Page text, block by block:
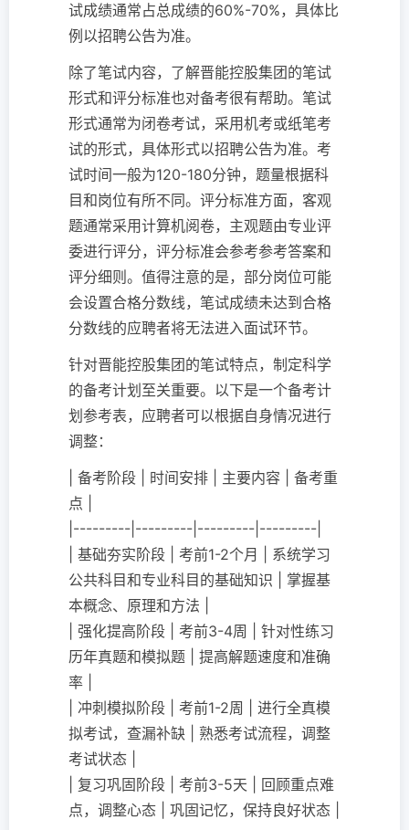
试成绩通常占总成绩的60%-70%，具体比
例以招聘公告为准。
除了笔试内容，了解晋能控股集团的笔试
形式和评分标准也对备考很有帮助。笔试
形式通常为闭卷考试，采用机考或纸笔考
试的形式，具体形式以招聘公告为准。考
试时间一般为120-180分钟，题量根据科
目和岗位有所不同。评分标准方面，客观
题通常采用计算机阅卷，主观题由专业评
委进行评分，评分标准会参考参考答案和
评分细则。值得注意的是，部分岗位可能
会设置合格分数线，笔试成绩未达到合格
分数线的应聘者将无法进入面试环节。
针对晋能控股集团的笔试特点，制定科学
的备考计划至关重要。以下是一个备考计
划参考表，应聘者可以根据自身情况进行
调整：
| 备考阶段 | 时间安排 | 主要内容 | 备考重
点 |
|---------|---------|---------|---------|
| 基础夯实阶段 | 考前1-2个月 | 系统学习
公共科目和专业科目的基础知识 | 掌握基
本概念、原理和方法 |
| 强化提高阶段 | 考前3-4周 | 针对性练习
历年真题和模拟题 | 提高解题速度和准确
率 |
| 冲刺模拟阶段 | 考前1-2周 | 进行全真模
拟考试，查漏补缺 | 熟悉考试流程，调整
考试状态 |
| 复习巩固阶段 | 考前3-5天 | 回顾重点难
点，调整心态 | 巩固记忆，保持良好状态 |